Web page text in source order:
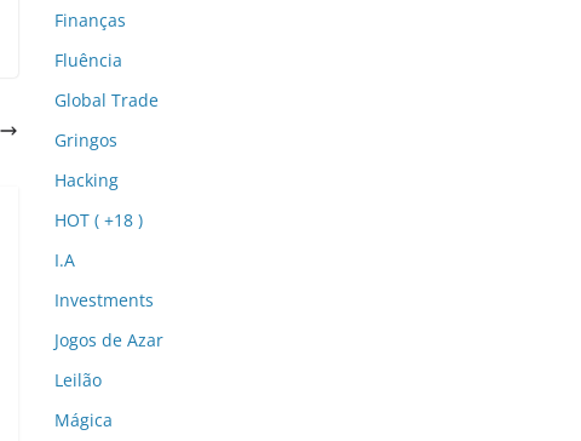
Finanças
Fluência
Global Trade
Gringos
Hacking
HOT ( +18 )
I.A
Investments
Jogos de Azar
Leilão
Mágica